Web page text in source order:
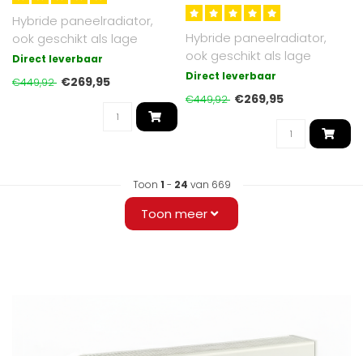
Hybride paneelradiator,
ook geschikt als lage
temperatuur radiator. Tot
Direct leverbaar
€449,92 €269,95
Hybride paneelradiator,
ook geschikt als lage
temperatuur radiator. Tot
Direct leverbaar
€449,92 €269,95
Toon 1 - 24 van 669
Toon meer